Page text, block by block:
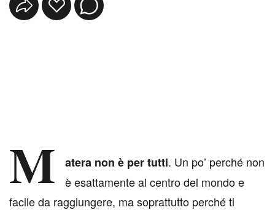
M atera non è per tutti. Un po’ perché non
è esattamente al centro del mondo e
facile da raggiungere, ma soprattutto perché ti